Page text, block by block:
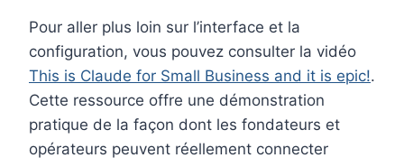
Pour aller plus loin sur l’interface et la
configuration, vous pouvez consulter la vidéo
This is Claude for Small Business and it is epic!.
Cette ressource offre une démonstration
pratique de la façon dont les fondateurs et
opérateurs peuvent réellement connecter